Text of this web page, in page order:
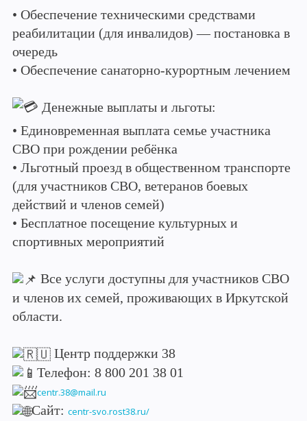
• Обеспечение техническими средствами
реабилитации (для инвалидов) — постановка в
очередь
• Обеспечение санаторно-курортным лечением
Денежные выплаты и льготы:
• Единовременная выплата семье участника
СВО при рождении ребёнка
• Льготный проезд в общественном транспорте
(для участников СВО, ветеранов боевых
действий и членов семей)
• Бесплатное посещение культурных и
спортивных мероприятий
Все услуги доступны для участников СВО
и членов их семей, проживающих в Иркутской
области.
Центр поддержки 38
Телефон: 8 800 201 38 01
centr.38@mail.ru
Сайт: centr-svo.rost38.ru/